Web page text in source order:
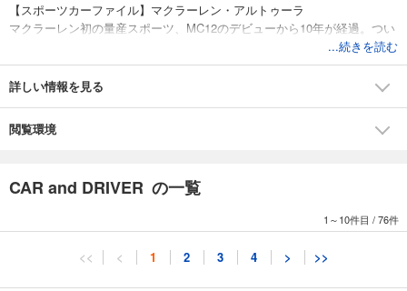
【スポーツカーファイル】マクラーレン・アルトゥーラ
マクラーレン初の量産スポーツ、MC12のデビューから10年が経過。つい
に第２世代のニューモデルがデビュー。新型アルトゥーラは軽量性と強
靭性を追求した新開発カーボンモノコックのPHEV。3L・V6とモーター
を組み合わせ、最高速度は330km／hに達する。
＊電子マガジンは、プリントマガジンと内容が一部異なります。ご注意
ください
さい
はじめに
目次／藩恵子の星占い（2023年の運勢）
特集【乗って、走って、楽しいクルマ】 クルマは実用的な乗り物であ
...続きを読む
詳しい情報を見る
閲覧環境
CAR and DRIVER の一覧
1～10件目 /76件
<< < 1 2 3 4 > >>